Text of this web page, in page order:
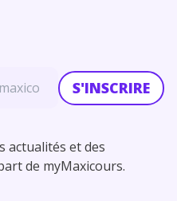
S'INSCRIRE
actualités et des
de myMaxicours.